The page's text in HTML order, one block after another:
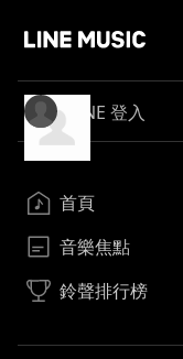
LINE 登入
首頁
音樂焦點
鈴聲排行榜